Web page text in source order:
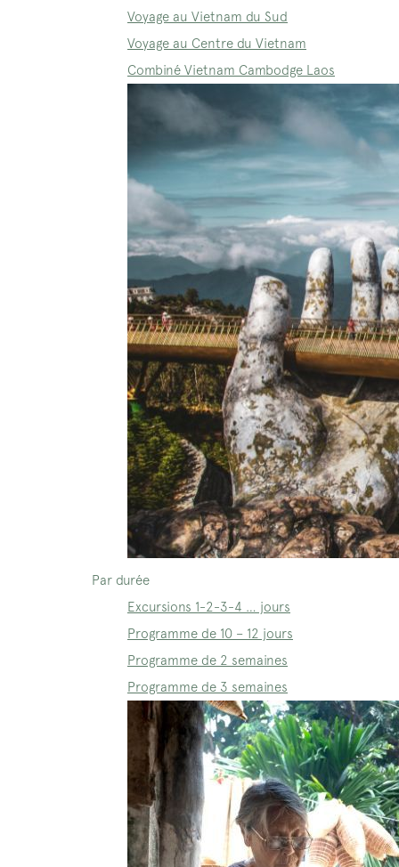
Voyage au Vietnam du Sud
Voyage au Centre du Vietnam
Combiné Vietnam Cambodge Laos
Par durée
Excursions 1-2-3-4 … jours
Programme de 10 – 12 jours
Programme de 2 semaines
Programme de 3 semaines